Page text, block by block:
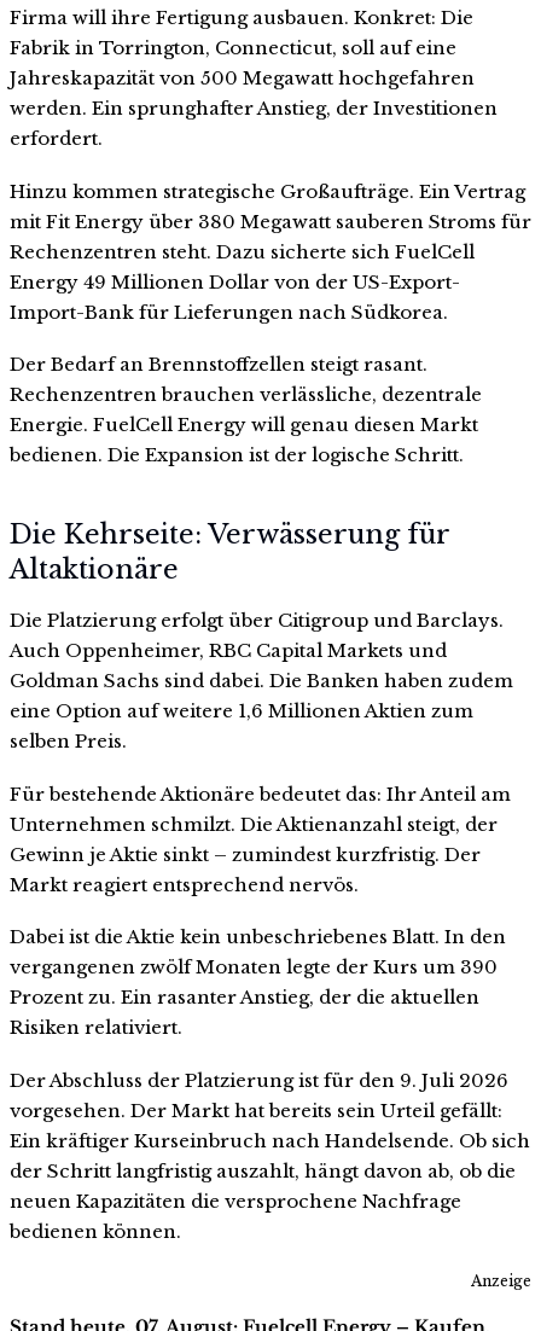
Firma will ihre Fertigung ausbauen. Konkret: Die
Fabrik in Torrington, Connecticut, soll auf eine
Jahreskapazität von 500 Megawatt hochgefahren
werden. Ein sprunghafter Anstieg, der Investitionen
erfordert.
Hinzu kommen strategische Großaufträge. Ein Vertrag
mit Fit Energy über 380 Megawatt sauberen Stroms für
Rechenzentren steht. Dazu sicherte sich FuelCell
Energy 49 Millionen Dollar von der US-Export-
Import-Bank für Lieferungen nach Südkorea.
Der Bedarf an Brennstoffzellen steigt rasant.
Rechenzentren brauchen verlässliche, dezentrale
Energie. FuelCell Energy will genau diesen Markt
bedienen. Die Expansion ist der logische Schritt.
Die Kehrseite: Verwässerung für
Altaktionäre
Die Platzierung erfolgt über Citigroup und Barclays.
Auch Oppenheimer, RBC Capital Markets und
Goldman Sachs sind dabei. Die Banken haben zudem
eine Option auf weitere 1,6 Millionen Aktien zum
selben Preis.
Für bestehende Aktionäre bedeutet das: Ihr Anteil am
Unternehmen schmilzt. Die Aktienanzahl steigt, der
Gewinn je Aktie sinkt – zumindest kurzfristig. Der
Markt reagiert entsprechend nervös.
Dabei ist die Aktie kein unbeschriebenes Blatt. In den
vergangenen zwölf Monaten legte der Kurs um 390
Prozent zu. Ein rasanter Anstieg, der die aktuellen
Risiken relativiert.
Der Abschluss der Platzierung ist für den 9. Juli 2026
vorgesehen. Der Markt hat bereits sein Urteil gefällt:
Ein kräftiger Kurseinbruch nach Handelsende. Ob sich
der Schritt langfristig auszahlt, hängt davon ab, ob die
neuen Kapazitäten die versprochene Nachfrage
bedienen können.
Anzeige